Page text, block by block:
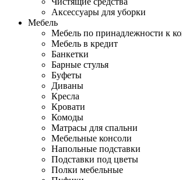
Аксессуары для уборки
Мебель
Мебель по принадлежности к
Мебель в кредит
Банкетки
Барные стулья
Буфеты
Диваны
Кресла
Кровати
Комоды
Матрасы для спальни
Мебельные консоли
Напольные подставки
Подставки под цветы
Полки мебельные